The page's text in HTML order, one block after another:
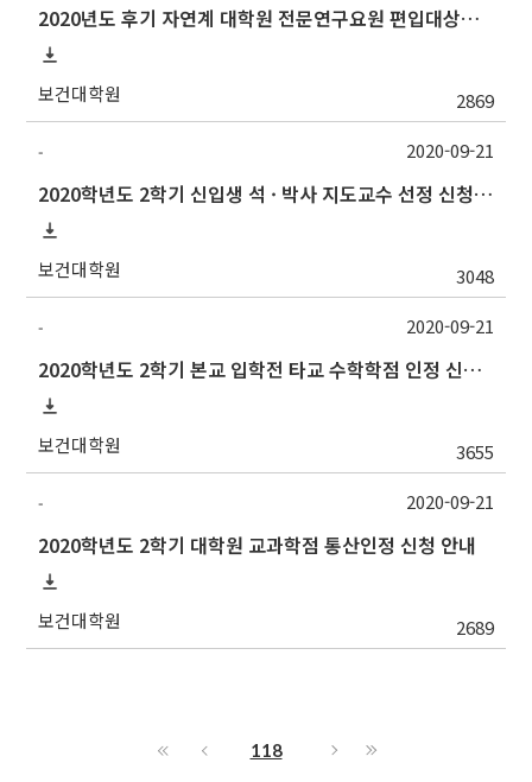
2020년도 후기 자연계 대학원 전문연구요원 편입대상자 선발 공고 안내
보건대학원 2869
-
2020학년도 2학기 신입생 석 · 박사 지도교수 선정 신청(Thesis Advisor)
보건대학원 3048
2020-09-21
-
2020학년도 2학기 본교 입학전 타교 수학학점 인정 신청 안내
보건대학원 3655
2020-09-21
-
2020학년도 2학기 대학원 교과학점 통산인정 신청 안내
보건대학원 2689
2020-09-21
118